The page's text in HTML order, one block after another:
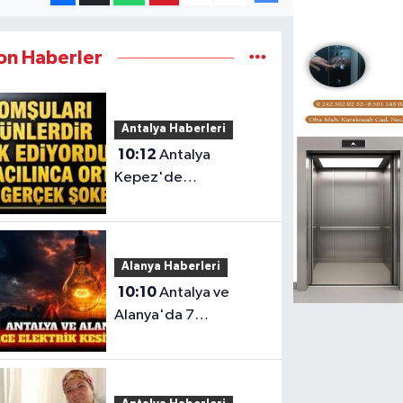
Haberler
Antalya Haberleri
10:12 Antalya
Kepez'de
Evinde Ölü Bulundu
Alanya Haberleri
10:10Antalya ve
Alanya'da 7
elektrik kesintisi